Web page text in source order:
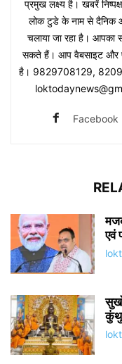
प्रमुख लक्ष्य है। खबरें
लोक टुडे के नाम से दैनिक
चलाया जा रहा है। आपका
सकते हैं। आप वैबसाइट और
है। 9829708129,
Facebook
एवं